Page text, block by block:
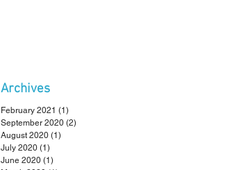
Archives
February 2021 (1)
September 2020 (2)
August 2020 (1)
July 2020 (1)
June 2020 (1)